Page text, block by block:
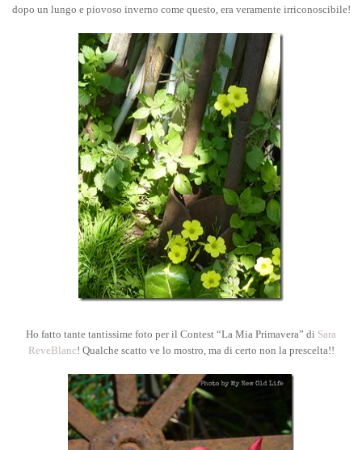
dopo un lungo e piovoso inverno come questo, era veramente irriconoscibile!
Ho fatto tante tantissime foto per il Contest “La Mia Primavera” di Sara
ReveBlanc! Qualche scatto ve lo mostro, ma di certo non la prescelta!!